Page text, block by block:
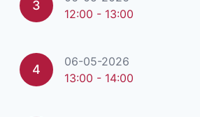
3
12:00 - 13:00
4
06-05-2026
13:00 - 14:00